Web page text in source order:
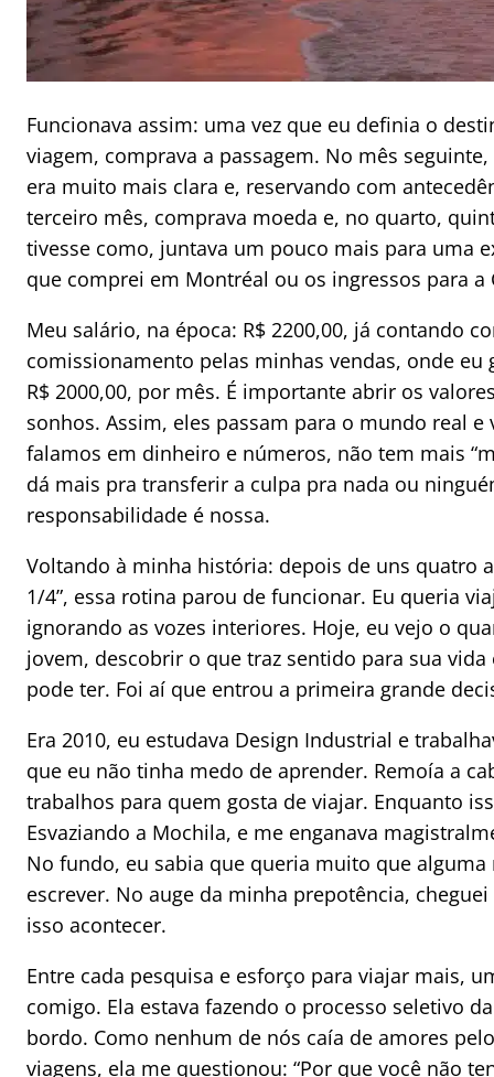
Funcionava assim: uma vez que eu definia o
viagem, comprava a passagem. No mês
era muito mais clara e, reservando com
terceiro mês, comprava moeda e, no quarto,
tivesse como, juntava um pouco mais para uma
que comprei em Montréal ou os ingressos para a
Meu salário, na época: R$ 2200,00, já contando
comissionamento pelas minhas vendas, onde eu
R$ 2000,00, por mês. É importante abrir os
sonhos. Assim, eles passam para o mundo real
falamos em dinheiro e números, não tem mais
dá mais pra transferir a culpa pra nada ou
responsabilidade é nossa.
Voltando à minha história: depois de uns quatro
1/4”, essa rotina parou de funcionar. Eu queria
ignorando as vozes interiores. Hoje, eu vejo o
jovem, descobrir o que traz sentido para sua
pode ter. Foi aí que entrou a primeira grande
Era 2010, eu estudava Design Industrial e
que eu não tinha medo de aprender. Remoía a
trabalhos para quem gosta de viajar. Enquanto
Esvaziando a Mochila, e me enganava
No fundo, eu sabia que queria muito que alguma
escrever. No auge da minha prepotência,
isso acontecer.
Entre cada pesquisa e esforço para viajar mais,
comigo. Ela estava fazendo o processo seletivo
bordo. Como nenhum de nós caía de amores
viagens, ela me questionou: “Por que você não